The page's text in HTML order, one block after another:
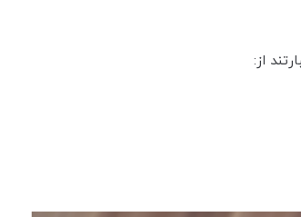
از: